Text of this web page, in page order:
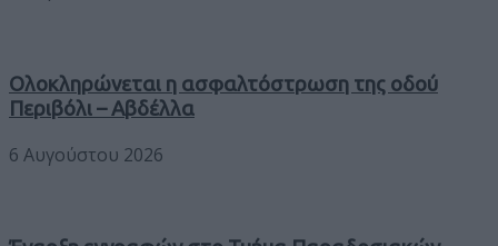
Ολοκληρώνεται η ασφαλτόστρωση της οδού
Περιβόλι – Αβδέλλα
6 Αυγούστου 2026